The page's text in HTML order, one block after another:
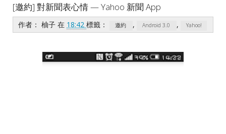
[邀約] 對新聞表心情 — Yahoo 新聞 App
作者： 柚子 在 18:42 標籤： 邀約 , Android 3.0 , Yahoo!